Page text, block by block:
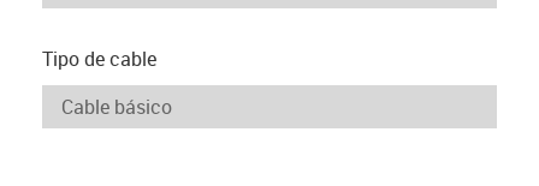
Tipo de cable